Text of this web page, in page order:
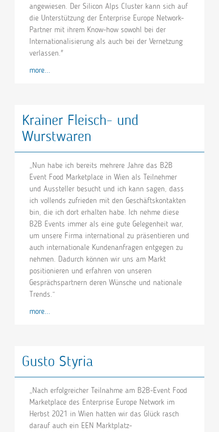
angewiesen. Der Silicon Alps Cluster kann sich auf
die Unterstützung der Enterprise Europe Network-
Partner mit ihrem Know-how sowohl bei der
Internationalisierung als auch bei der Vernetzung
verlassen."
more...
Krainer Fleisch- und
Wurstwaren
„Nun habe ich bereits mehrere Jahre das B2B
Event Food Marketplace in Wien als Teilnehmer
und Aussteller besucht und ich kann sagen, dass
ich vollends zufrieden mit den Geschäftskontakten
bin, die ich dort erhalten habe. Ich nehme diese
B2B Events immer als eine gute Gelegenheit war,
um unsere Firma international zu präsentieren und
auch internationale Kundenanfragen entgegen zu
nehmen. Dadurch können wir uns am Markt
positionieren und erfahren von unseren
Gesprächspartnern deren Wünsche und nationale
Trends.“
more...
Gusto Styria
„Nach erfolgreicher Teilnahme am B2B-Event Food
Marketplace des Enterprise Europe Network im
Herbst 2021 in Wien hatten wir das Glück rasch
darauf auch ein EEN Marktplatz-